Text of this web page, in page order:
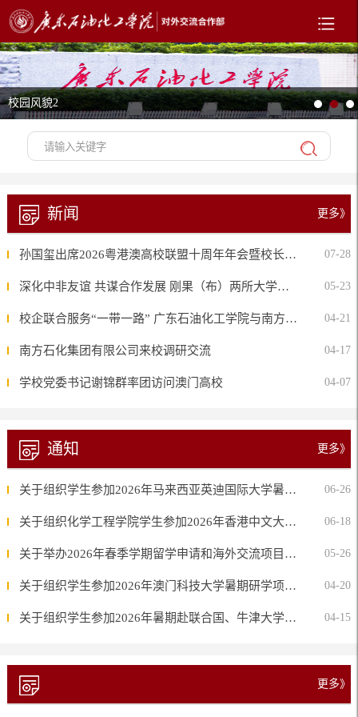
校园风貌2
新闻 更多》
孙国玺出席2026粤港澳高校联盟十周年年会暨校长论坛 07-28
深化中非友谊 共谋合作发展 刚果（布）两所大学来校交流并签署战略合作框架协议 05-23
校企联合服务“一带一路” 广东石油化工学院与南方石化集团签署全面创新合作协议 04-21
南方石化集团有限公司来校调研交流 04-17
学校党委书记谢锦群率团访问澳门高校 04-07
通知 更多》
关于组织学生参加2026年马来西亚英迪国际大学暑期研学项目的通知 06-26
关于组织化学工程学院学生参加2026年香港中文大学化学系暑期研学营的通知 06-18
关于举办2026年春季学期留学申请和海外交流项目交流会的通知 05-26
关于组织学生参加2026年澳门科技大学暑期研学项目的通知 04-20
关于组织学生参加2026年暑期赴联合国、牛津大学、剑桥大学等机构或高校研学的通知 04-15
更多》